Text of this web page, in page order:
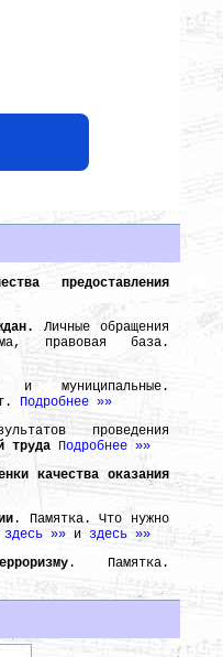
предоставления
Личные обращения
правовая база.
и муниципальные.
Подробнее »»
проведения
труда Подробнее »»
качества оказания
. Памятка. Что нужно
здесь »»и здесь »»
. Памятка.